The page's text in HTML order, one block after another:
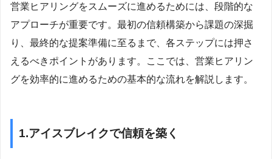
営業ヒアリングをスムーズに進めるためには、段階的な
アプローチが重要です。最初の信頼構築から課題の深掘
り、最終的な提案準備に至るまで、各ステップには押さ
えるべきポイントがあります。ここでは、営業ヒアリン
グを効率的に進めるための基本的な流れを解説します。
1.アイスブレイクで信頼を築く